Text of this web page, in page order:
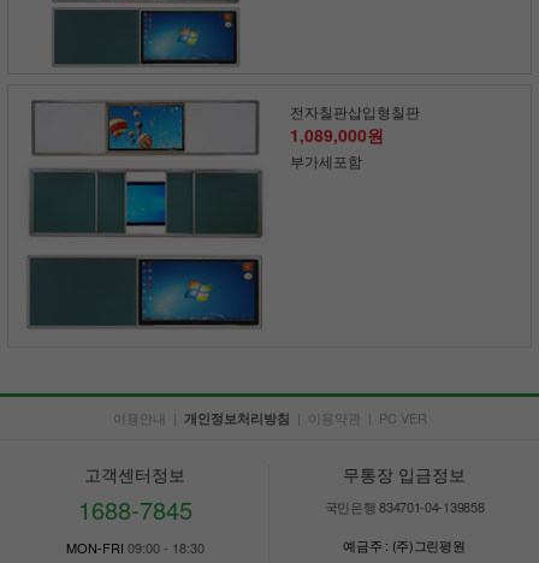
전자칠판삽입형칠판
1,089,000원
부가세포함
이용안내 | 개인정보처리방침 | 이용약관 | PC VER
고객센터정보
1688-7845
MON-FRI 09:00 - 18:30
무통장 입금정보
국민은행 834701-04-139858
예금주 : (주)그린평원